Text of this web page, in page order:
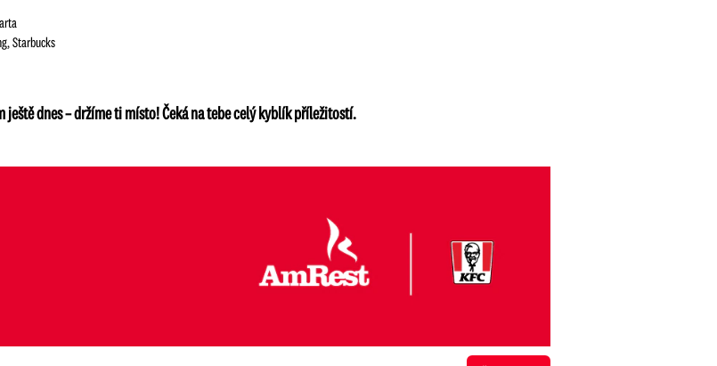
Starbucks
ještě dnes – držíme ti místo! Čeká na tebe celý kyblík příležitostí.